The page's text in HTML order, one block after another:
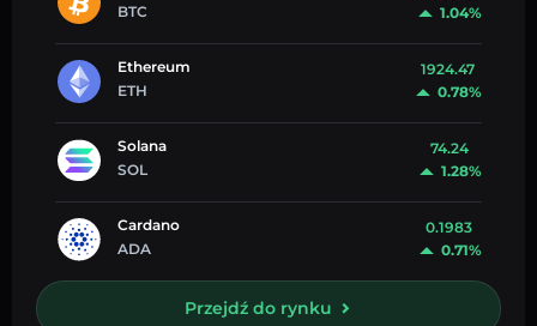
BTC
1.04%
Ethereum
ETH
1924.47
0.78%
Solana
SOL
74.24
1.28%
Cardano
ADA
0.1983
0.71%
Przejdź do rynku